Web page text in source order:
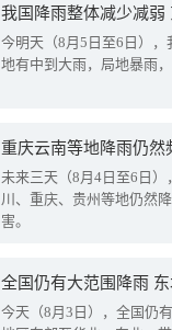
我国降雨整体减少减弱
今明天（8月5日至6日）
地有中到大雨，局地暴雨
重庆云南等地降雨仍然
未来三天（8月4日至6日
川、重庆、贵州等地仍然
害。
全国仍有大范围降雨
今天（8月3日），全国仍